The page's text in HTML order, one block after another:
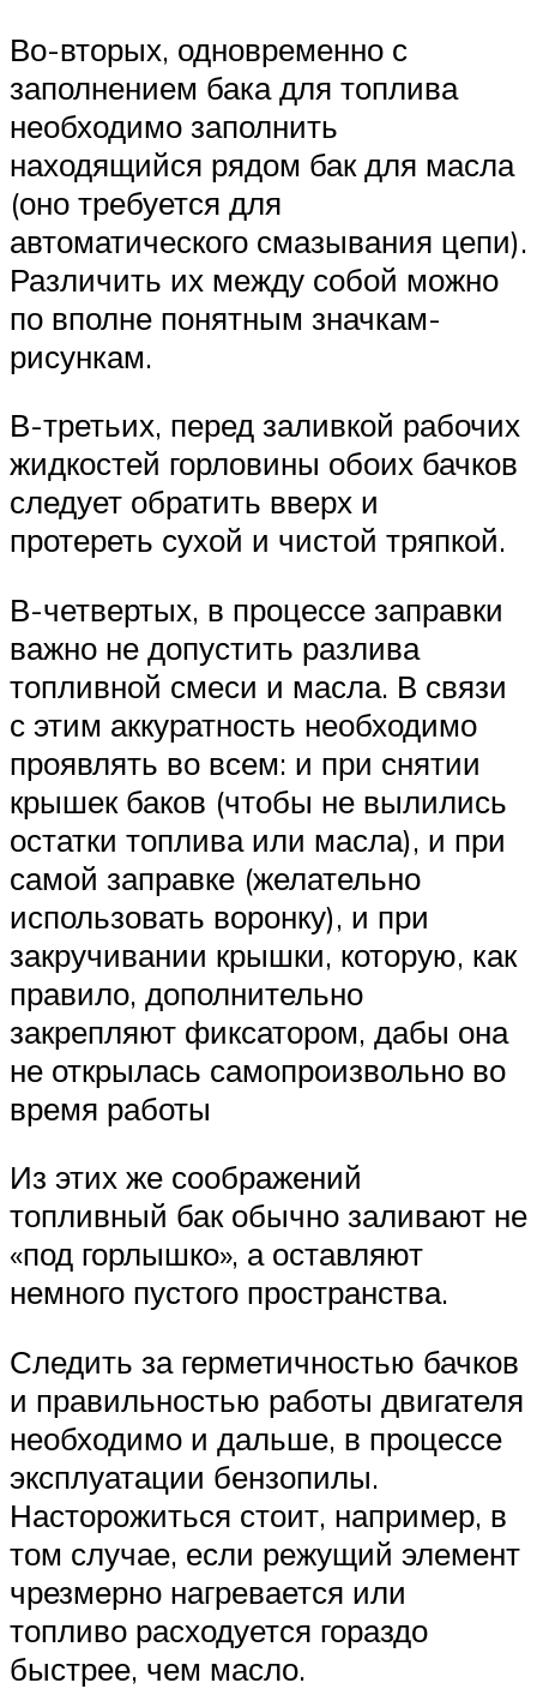
Во-вторых, одновременно с
заполнением бака для топлива
необходимо заполнить
находящийся рядом бак для масла
(оно требуется для
автоматического смазывания цепи).
Различить их между собой можно
по вполне понятным значкам-
рисункам.
В-третьих, перед заливкой рабочих
жидкостей горловины обоих бачков
следует обратить вверх и
протереть сухой и чистой тряпкой.
В-четвертых, в процессе заправки
важно не допустить разлива
топливной смеси и масла. В связи
с этим аккуратность необходимо
проявлять во всем: и при снятии
крышек баков (чтобы не вылились
остатки топлива или масла), и при
самой заправке (желательно
использовать воронку), и при
закручивании крышки, которую, как
правило, дополнительно
закрепляют фиксатором, дабы она
не открылась самопроизвольно во
время работы
Из этих же соображений
топливный бак обычно заливают не
«под горлышко», а оставляют
немного пустого пространства.
Следить за герметичностью бачков
и правильностью работы двигателя
необходимо и дальше, в процессе
эксплуатации бензопилы.
Насторожиться стоит, например, в
том случае, если режущий элемент
чрезмерно нагревается или
топливо расходуется гораздо
быстрее, чем масло.